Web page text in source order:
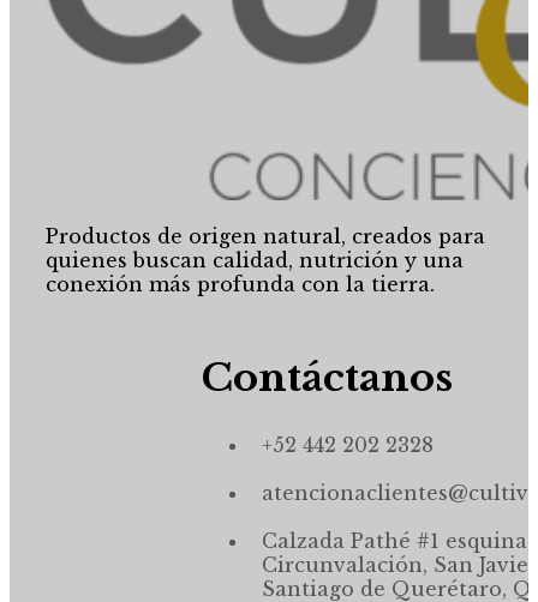
Productos de origen natural, creados para
quienes buscan calidad, nutrición y una
conexión más profunda con la tierra.
Contáctanos
+52 442 202 2328
Calzada Pathé #1 esquina,
Circunvalación, San
Santiago de Querétaro,